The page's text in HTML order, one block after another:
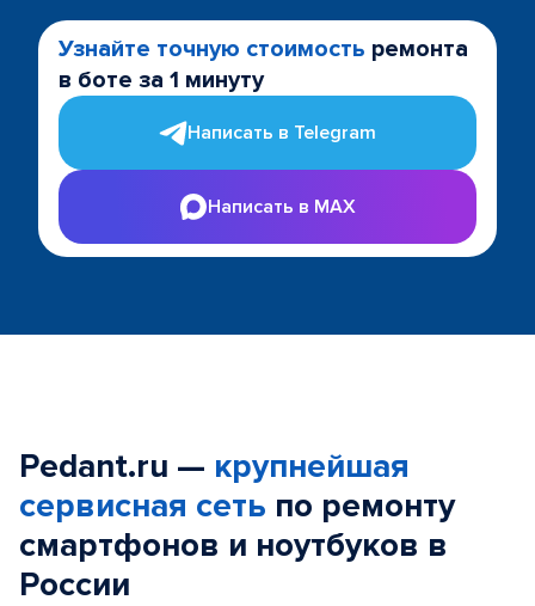
Узнайте точную стоимость ремонта
в боте за 1 минуту
Написать в Telegram
Написать в MAX
Pedant.ru — крупнейшая
сервисная сеть по ремонту
смартфонов и ноутбуков в
России